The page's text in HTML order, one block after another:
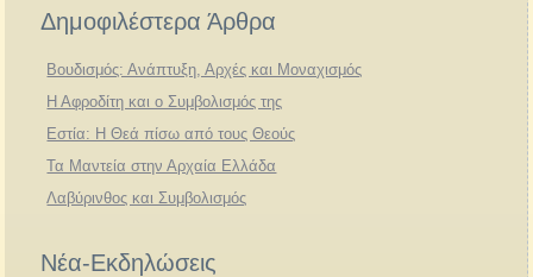
Δημοφιλέστερα Άρθρα
Βουδισμός: Ανάπτυξη, Αρχές και Μοναχισμός
Η Αφροδίτη και ο Συμβολισμός της
Εστία: Η Θεά πίσω από τους Θεούς
Τα Μαντεία στην Αρχαία Ελλάδα
Λαβύρινθος και Συμβολισμός
Νέα-Εκδηλώσεις